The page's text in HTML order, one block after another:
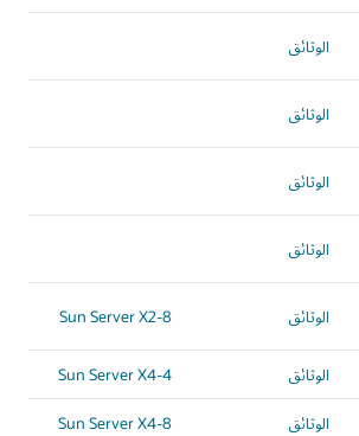
الوثائق
الوثائق
الوثائق
الوثائق
الوثائق Sun Server X2-8
الوثائق Sun Server X4-4
الوثائق Sun Server X4-8